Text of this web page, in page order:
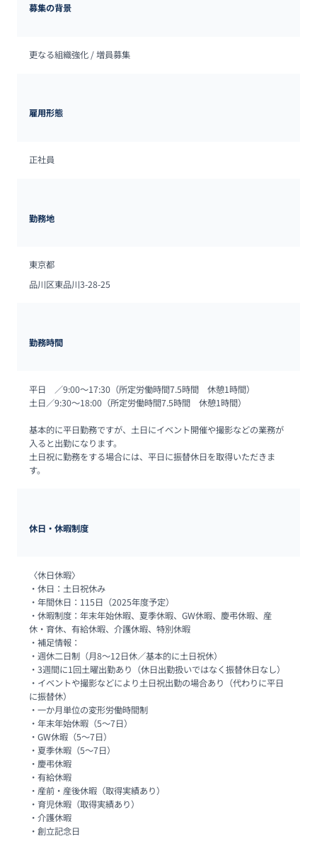
募集の背景
更なる組織強化 / 増員募集
雇用形態
正社員
勤務地
東京都
品川区東品川3-28-25
勤務時間
平日　／9:00～17:30（所定労働時間7.5時間　休憩1時間）
土日／9:30～18:00（所定労働時間7.5時間　休憩1時間）
基本的に平日勤務ですが、土日にイベント開催や撮影などの業務が
入ると出勤になります。
土日祝に勤務をする場合には、平日に振替休日を取得いただきま
す。
休日・休暇制度
〈休日休暇〉
・休日：土日祝休み
・年間休日：115日（2025年度予定）
・休暇制度：年末年始休暇、夏季休暇、GW休暇、慶弔休暇、産
休・育休、有給休暇、介護休暇、特別休暇
・補足情報：
・週休二日制（月8～12日休／基本的に土日祝休）
・3週間に1回土曜出勤あり（休日出勤扱いではなく振替休日なし）
・イベントや撮影などにより土日祝出勤の場合あり（代わりに平日
に振替休）
・一か月単位の変形労働時間制
・年末年始休暇（5～7日）
・GW休暇（5～7日）
・夏季休暇（5～7日）
・慶弔休暇
・有給休暇
・産前・産後休暇（取得実績あり）
・育児休暇（取得実績あり）
・介護休暇
・創立記念日